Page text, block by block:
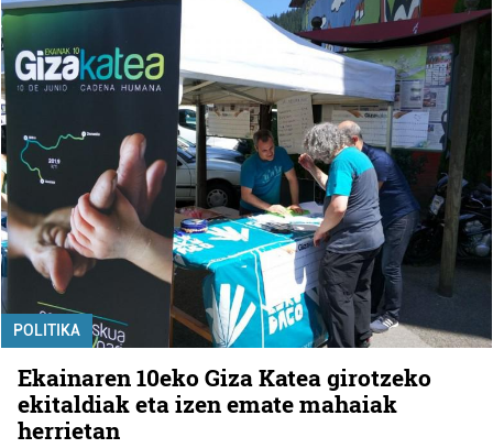
POLITIKA
Ekainaren 10eko Giza Katea girotzeko
ekitaldiak eta izen emate mahaiak
herrietan